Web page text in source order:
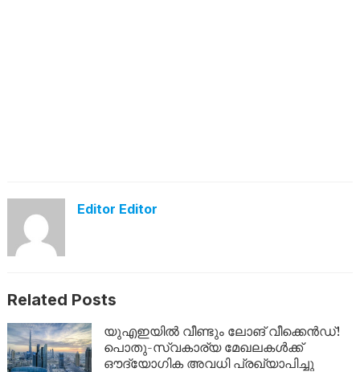
Editor Editor
Related Posts
യുഎഇയിൽ വീണ്ടും ലോങ് വീക്കെൻഡ്!
പൊതു-സ്വകാര്യ മേഖലകൾക്ക്
ഔദ്യോഗിക അവധി പ്രഖ്യാപിച്ചു